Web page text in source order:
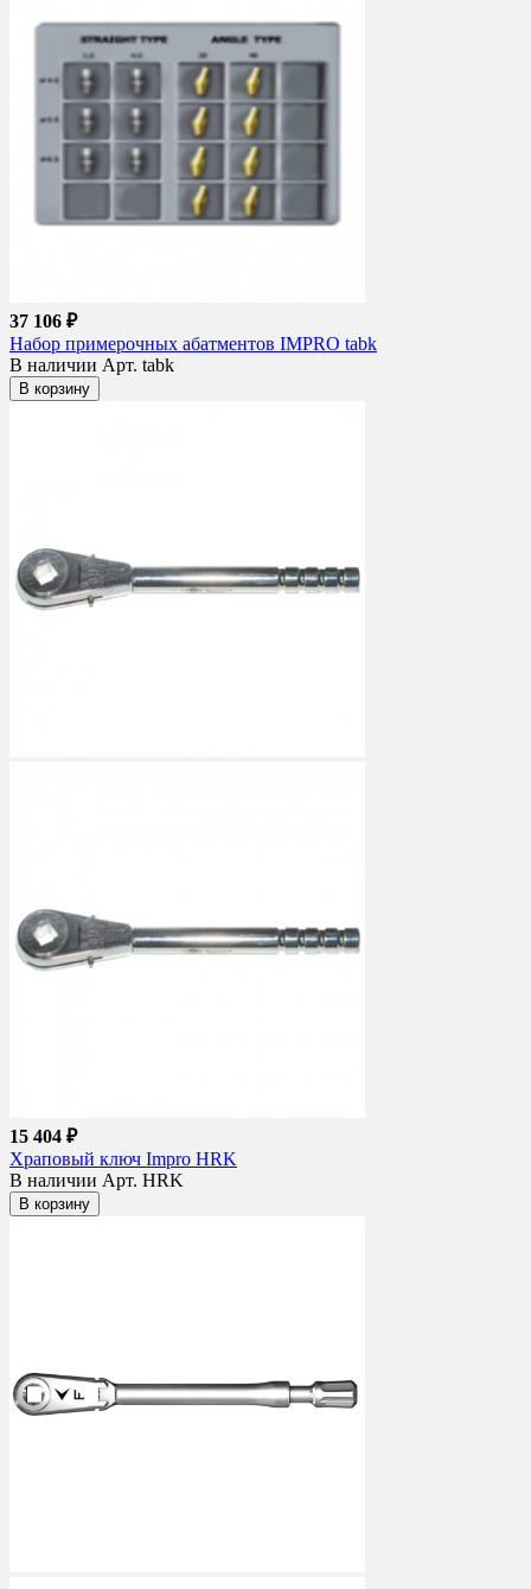
37 106 ₽
Набор примерочных абатментов IMPRO tabk
В наличии Арт. tabk
В корзину
15 404 ₽
Храповый ключ Impro HRK
В наличии Арт. HRK
В корзину